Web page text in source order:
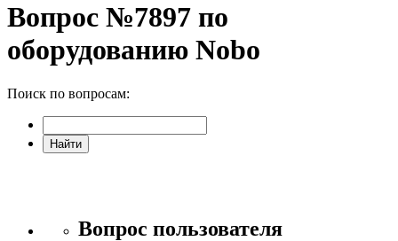
Вопрос №7897 по
оборудованию Nobo
Поиск по вопросам:
Вопрос пользователя